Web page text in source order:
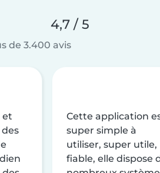
4,7 / 5
de 3.400 avis
et
Cette application
super simple à
utiliser, super utile,
fiable, elle dispose